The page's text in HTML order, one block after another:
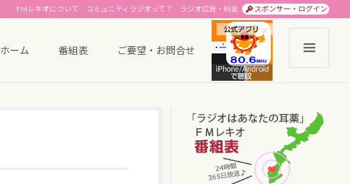
スポンサー・ログイン
ラジオ広告・料金
コミュニティラジオって？
FMレキオについて
ホーム 番組表 ご要望・お問合せ